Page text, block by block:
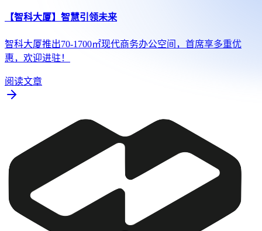
【智科大厦】智慧引领未来
智科大厦推出70-1700㎡现代商务办公空间，首席享多重优
惠，欢迎进驻！
阅读文章